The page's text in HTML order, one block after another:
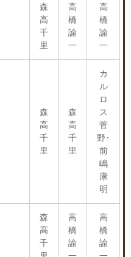
森
高
千
里
高
橋
諭
一
高
橋
諭
一
森
高
千
里
森
高
千
里
カ
ル
ロ
ス
菅
野･
前
嶋
康
明
森
高
千
高
橋
諭
高
橋
諭